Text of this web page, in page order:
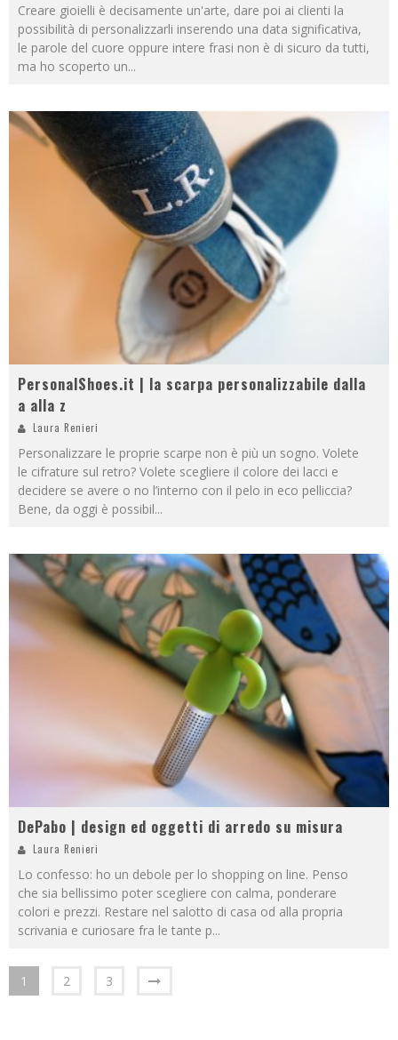
Creare gioielli è decisamente un'arte, dare poi ai clienti la
possibilità di personalizzarli inserendo una data significativa,
le parole del cuore oppure intere frasi non è di sicuro da tutti,
ma ho scoperto un...
PersonalShoes.it | la scarpa personalizzabile dalla
a alla z
Laura Renieri
Personalizzare le proprie scarpe non è più un sogno. Volete
le cifrature sul retro? Volete scegliere il colore dei lacci e
decidere se avere o no l’interno con il pelo in eco pelliccia?
Bene, da oggi è possibil...
DePabo | design ed oggetti di arredo su misura
Laura Renieri
Lo confesso: ho un debole per lo shopping on line. Penso
che sia bellissimo poter scegliere con calma, ponderare
colori e prezzi. Restare nel salotto di casa od alla propria
scrivania e curiosare fra le tante p...
1 2 3